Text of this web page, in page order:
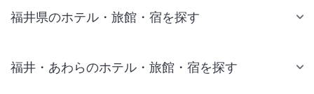
福井県のホテル・旅館・宿を探す
福井・あわらのホテル・旅館・宿を探す